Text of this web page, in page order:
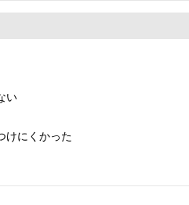
い
けにくかった